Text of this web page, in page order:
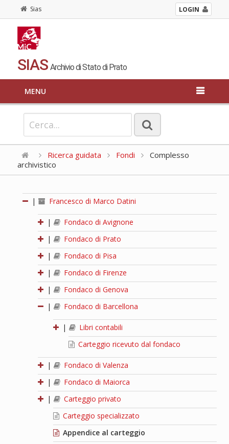
Sias LOGIN
SIAS Archivio di Stato di Prato
MENU
Ricerca guidata Fondi
Complesso
archivistico
| Francesco di Marco Datini
|
Fondaco di Avignone
|
Fondaco di Prato
|
Fondaco di Pisa
|
Fondaco di Firenze
|
Fondaco di Genova
|
Fondaco di Barcellona
|
Libri contabili
Carteggio ricevuto dal fondaco
|
Fondaco di Valenza
|
Fondaco di Maiorca
|
Carteggio privato
Carteggio specializzato
Appendice al carteggio